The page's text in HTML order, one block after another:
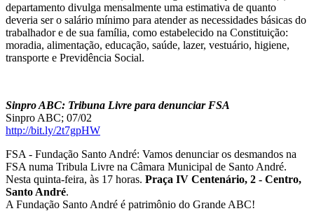
departamento divulga mensalmente uma estimativa de quanto
deveria ser o salário mínimo para atender as necessidades básicas do
trabalhador e de sua família, como estabelecido na Constituição:
moradia, alimentação, educação, saúde, lazer, vestuário, higiene,
transporte e Previdência Social.
Sinpro ABC: Tribuna Livre para denunciar FSA
Sinpro ABC; 07/02
http://bit.ly/2t7gpHW
FSA - Fundação Santo André: Vamos denunciar os desmandos na
FSA numa Tribula Livre na Câmara Municipal de Santo André.
Nesta quinta-feira, às 17 horas. Praça IV Centenário, 2 - Centro,
Santo André.
A Fundação Santo André é patrimônio do Grande ABC!